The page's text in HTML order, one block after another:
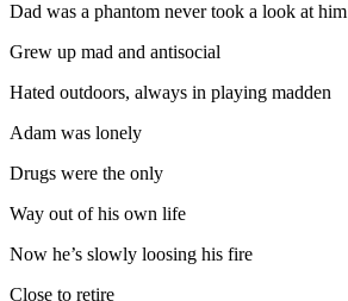
Dad was a phantom never took a look at him
Grew up mad and antisocial
Hated outdoors, always in playing madden
Adam was lonely
Drugs were the only
Way out of his own life
Now he’s slowly loosing his fire
Close to retire